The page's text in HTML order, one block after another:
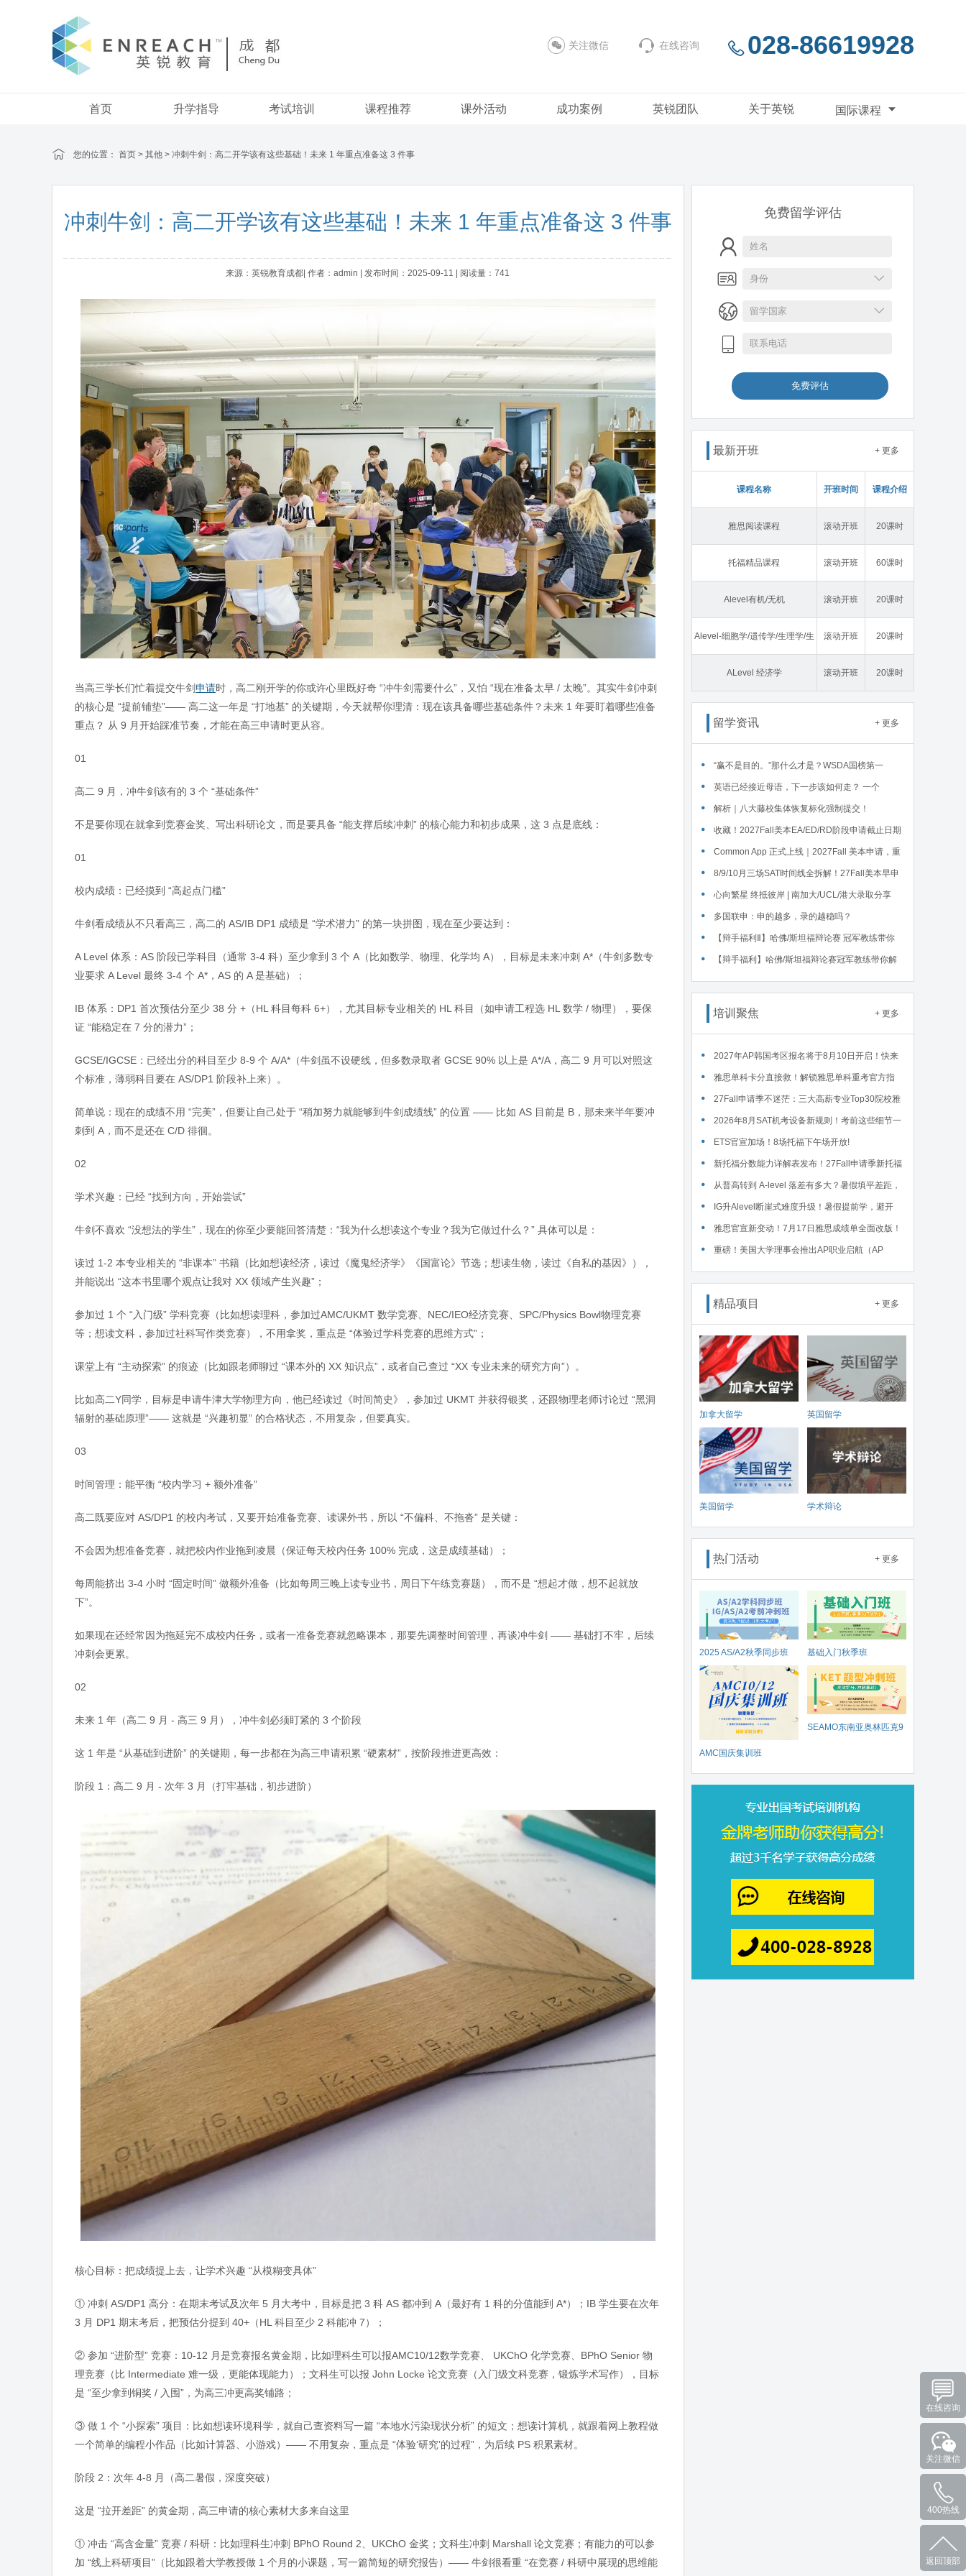
028-86619928
在线咨询
关注微信
首页 升学指导 考试培训 课程推荐 课外活动 成功案例 英锐团队 关于英锐 国际课程
您的位置： 首页 > 其他 > 冲刺牛剑：高二开学该有这些基础！未来 1 年重点准备这 3 件事
冲刺牛剑：高二开学该有这些基础！未来 1 年重点准备这 3 件事
来源：英锐教育成都| 作者：admin | 发布时间：2025-09-11 | 阅读量：741
当高三学长们忙着提交牛剑申请时，高二刚开学的你或许心里既好奇 “冲牛剑需要什么”，又怕 “现在准备太早 / 太晚”。其实牛剑冲刺
的核心是 “提前铺垫”—— 高二这一年是 “打地基” 的关键期，今天就帮你理清：现在该具备哪些基础条件？未来 1 年要盯着哪些准备
重点？ 从 9 月开始踩准节奏，才能在高三申请时更从容。
01
高二 9 月，冲牛剑该有的 3 个 “基础条件”
不是要你现在就拿到竞赛金奖、写出科研论文，而是要具备 “能支撑后续冲刺” 的核心能力和初步成果，这 3 点是底线：
01
校内成绩：已经摸到 “高起点门槛”
牛剑看成绩从不只看高三，高二的 AS/IB DP1 成绩是 “学术潜力” 的第一块拼图，现在至少要达到：
A Level 体系：AS 阶段已学科目（通常 3-4 科）至少拿到 3 个 A（比如数学、物理、化学均 A），目标是未来冲刺 A*（牛剑多数专
业要求 A Level 最终 3-4 个 A*，AS 的 A 是基础）；
IB 体系：DP1 首次预估分至少 38 分 +（HL 科目每科 6+），尤其目标专业相关的 HL 科目（如申请工程选 HL 数学 / 物理），要保
证 “能稳定在 7 分的潜力”；
GCSE/IGCSE：已经出分的科目至少 8-9 个 A/A*（牛剑虽不设硬线，但多数录取者 GCSE 90% 以上是 A*/A，高二 9 月可以对照这
个标准，薄弱科目要在 AS/DP1 阶段补上来）。
简单说：现在的成绩不用 “完美”，但要让自己处于 “稍加努力就能够到牛剑成绩线” 的位置 —— 比如 AS 目前是 B，那未来半年要冲
刺到 A，而不是还在 C/D 徘徊。
02
学术兴趣：已经 “找到方向，开始尝试”
牛剑不喜欢 “没想法的学生”，现在的你至少要能回答清楚：“我为什么想读这个专业？我为它做过什么？” 具体可以是：
读过 1-2 本专业相关的 “非课本” 书籍（比如想读经济，读过《魔鬼经济学》《国富论》节选；想读生物，读过《自私的基因》），
并能说出 “这本书里哪个观点让我对 XX 领域产生兴趣”；
参加过 1 个 “入门级” 学科竞赛（比如想读理科，参加过AMC/UKMT 数学竞赛、NEC/IEO经济竞赛、SPC/Physics Bowl物理竞赛
等；想读文科，参加过社科写作类竞赛），不用拿奖，重点是 “体验过学科竞赛的思维方式”；
课堂上有 “主动探索” 的痕迹（比如跟老师聊过 “课本外的 XX 知识点”，或者自己查过 “XX 专业未来的研究方向”）。
比如高二Y同学，目标是申请牛津大学物理方向，他已经读过《时间简史》，参加过 UKMT 并获得银奖，还跟物理老师讨论过 “黑洞
辐射的基础原理”—— 这就是 “兴趣初显” 的合格状态，不用复杂，但要真实。
03
时间管理：能平衡 “校内学习 + 额外准备”
高二既要应对 AS/DP1 的校内考试，又要开始准备竞赛、读课外书，所以 “不偏科、不拖沓” 是关键：
不会因为想准备竞赛，就把校内作业拖到凌晨（保证每天校内任务 100% 完成，这是成绩基础）；
每周能挤出 3-4 小时 “固定时间” 做额外准备（比如每周三晚上读专业书，周日下午练竞赛题），而不是 “想起才做，想不起就放
下”。
如果现在还经常因为拖延完不成校内任务，或者一准备竞赛就忽略课本，那要先调整时间管理，再谈冲牛剑 —— 基础打不牢，后续
冲刺会更累。
02
未来 1 年（高二 9 月 - 高三 9 月），冲牛剑必须盯紧的 3 个阶段
这 1 年是 “从基础到进阶” 的关键期，每一步都在为高三申请积累 “硬素材”，按阶段推进更高效：
阶段 1：高二 9 月 - 次年 3 月（打牢基础，初步进阶）
核心目标：把成绩提上去，让学术兴趣 “从模糊变具体”
① 冲刺 AS/DP1 高分：在期末考试及次年 5 月大考中，目标是把 3 科 AS 都冲到 A（最好有 1 科的分值能到 A*）；IB 学生要在次年
3 月 DP1 期末考后，把预估分提到 40+（HL 科目至少 2 科能冲 7）；
② 参加 “进阶型” 竞赛：10-12 月是竞赛报名黄金期，比如理科生可以报AMC10/12数学竞赛、 UKChO 化学竞赛、BPhO Senior 物
理竞赛（比 Intermediate 难一级，更能体现能力）；文科生可以报 John Locke 论文竞赛（入门级文科竞赛，锻炼学术写作），目标
是 “至少拿到铜奖 / 入围”，为高三冲更高奖铺路；
③ 做 1 个 “小探索” 项目：比如想读环境科学，就自己查资料写一篇 “本地水污染现状分析” 的短文；想读计算机，就跟着网上教程做
一个简单的编程小作品（比如计算器、小游戏）—— 不用复杂，重点是 “体验‘研究’的过程”，为后续 PS 积累素材。
阶段 2：次年 4-8 月（高二暑假，深度突破）
这是 “拉开差距” 的黄金期，高三申请的核心素材大多来自这里
① 冲击 “高含金量” 竞赛 / 科研：比如理科生冲刺 BPhO Round 2、UKChO 金奖；文科生冲刺 Marshall 论文竞赛；有能力的可以参
加 “线上科研项目”（比如跟着大学教授做 1 个月的小课题，写一篇简短的研究报告）—— 牛剑很看重 “在竞赛 / 科研中展现的思维能
免费留学评估
免费评估
最新开班 + 更多
课程名称 开班时间 课程介绍
雅思阅读课程 滚动开班 20课时
托福精品课程 滚动开班 60课时
Alevel有机/无机 滚动开班 20课时
Alevel-细胞学/遗传学/生理学/生
态学
滚动开班 20课时
ALevel 经济学 滚动开班 20课时
留学资讯 + 更多
“赢不是目的。”那什么才是？WSDA国榜第一
Serena给出她的回答
英语已经接近母语，下一步该如何走？ 一个
WSDA冠军少年的成长答案
解析｜八大藤校集体恢复标化强制提交！
收藏！2027Fall美本EA/ED/RD阶段申请截止日期
汇总！
Common App 正式上线｜2027Fall 美本申请，重
磅变化务必知晓（附申请截止日期汇总）
‌8/9/10月三场SAT时间线全拆解！27Fall美本早申
时间线盘点～
心向繁星 终抵彼岸 | 南加大/UCL/港大录取分享
多国联申：申的越多，录的越稳吗？
【辩手福利Ⅱ】哈佛/斯坦福辩论赛 冠军教练带你
解读WSDA全国赛Junior即兴辩论第二轮备稿辩题
【辩手福利】哈佛/斯坦福辩论赛冠军教练带你解
读WSDA全国赛Junior即兴辩论第一轮备稿辩题
培训聚焦 + 更多
2027年AP韩国考区报名将于8月10日开启！快来
码住这份详细报名流程！
雅思单科卡分直接救！解锁雅思单科重考官方指
南！
27Fall申请季不迷茫：三大高薪专业Top30院校雅
思要求汇总！
2026年8月SAT机考设备新规则！考前这些细节一
定要核对～
ETS官宣加场！8场托福下午场开放!
新托福分数能力详解表发布！27Fall申请季新托福
考试院校录取要求汇总！
从普高转到 A-level 落差有多大？暑假填平差距，
首考 A * 不是梦！
IG升Alevel断崖式难度升级！暑假提前学，避开
90%的升学大坑
雅思官宣新变动！7月17日雅思成绩单全面改版！
重磅！美国大学理事会推出AP职业启航（AP
Career Kickstart）新课程！
精品项目 + 更多
加拿大留学 英国留学
美国留学 学术辩论
热门活动 + 更多
2025 AS/A2秋季同步班 基础入门秋季班
AMC国庆集训班
SEAMO东南亚奥林匹克9
在线咨询
关注微信
400热线
返回顶部